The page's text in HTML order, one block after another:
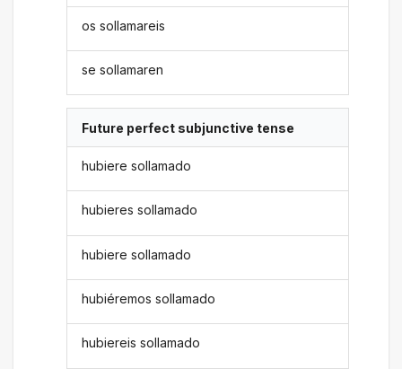
os sollamareis
se sollamaren
Future perfect subjunctive tense
hubiere sollamado
hubieres sollamado
hubiere sollamado
hubiéremos sollamado
hubiereis sollamado